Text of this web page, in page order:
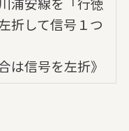
折して信号１つ
は信号を左折》